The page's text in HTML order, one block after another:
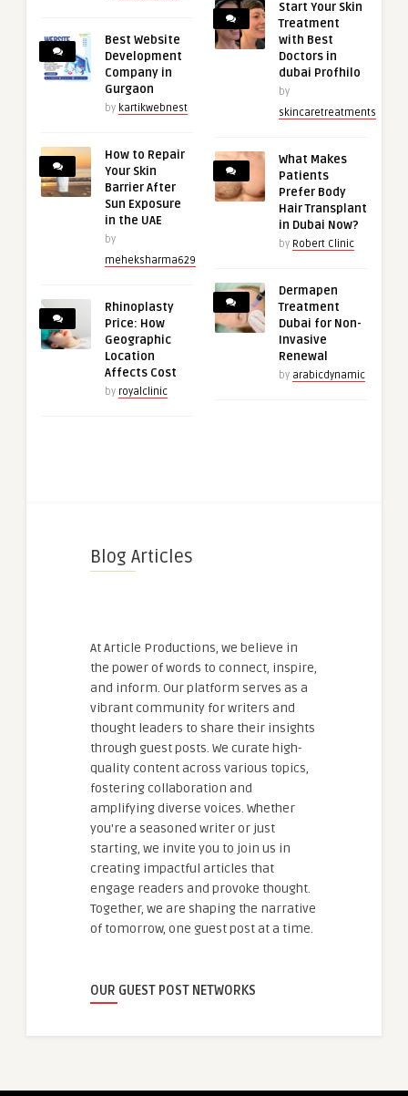
Best Website
Development
Company in
Gurgaon
by kartikwebnest
How to Repair
Your Skin
Barrier After
Sun Exposure
in the UAE
by
meheksharma629
Rhinoplasty
Price: How
Geographic
Location
Affects Cost
by royalclinic
Start Your Skin
Treatment
with Best
Doctors in
dubai Profhilo
by
skincaretreatments
What Makes
Patients
Prefer Body
Hair Transplant
in Dubai Now?
by Robert Clinic
Dermapen
Treatment
Dubai for Non-
Invasive
Renewal
by arabicdynamic
Blog Articles
At Article Productions, we believe in
the power of words to connect, inspire,
and inform. Our platform serves as a
vibrant community for writers and
thought leaders to share their insights
through guest posts. We curate high-
quality content across various topics,
fostering collaboration and
amplifying diverse voices. Whether
you're a seasoned writer or just
starting, we invite you to join us in
creating impactful articles that
engage readers and provoke thought.
Together, we are shaping the narrative
of tomorrow, one guest post at a time.
OUR GUEST POST NETWORKS